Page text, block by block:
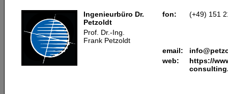
Ingenieurbüro Dr.
Petzoldt
fon: (+49) 151
Prof. Dr.-Ing.
Frank Petzoldt
email:
web:
https://